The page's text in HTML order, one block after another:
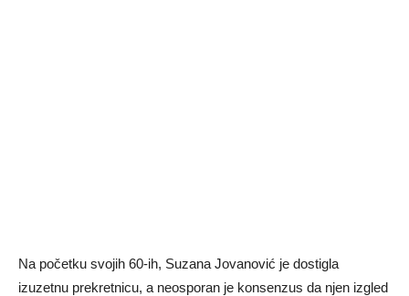
Na početku svojih 60-ih, Suzana Jovanović je dostigla
izuzetnu prekretnicu, a neosporan je konsenzus da njen izgled